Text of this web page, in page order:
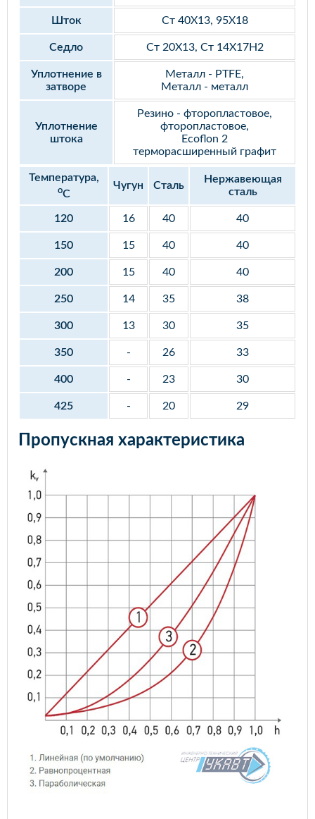
Шток Ст 40Х13, 95Х18
Седло Ст 20Х13, Ст 14Х17Н2
Уплотнение в
затворе
Металл - PTFE,
Металл - металл
Уплотнение
штока
Резино - фторопластовое,
фторопластовое,
Ecoflon 2
терморасширенный графит
Температура,
oС
Чугун Сталь
Нержавеющая
сталь
120 16 40 40
150 15 40 40
200 15 40 40
250 14 35 38
300 13 30 35
350 - 26 33
400 - 23 30
425 - 20 29
Пропускная характеристика